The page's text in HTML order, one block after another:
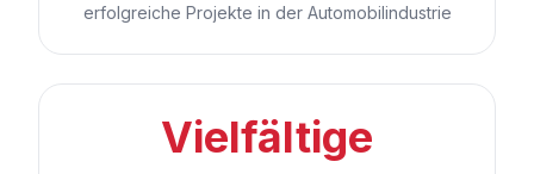
erfolgreiche Projekte in der Automobilindustrie
Vielfältige